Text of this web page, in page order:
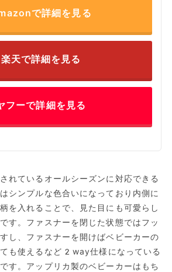
で詳細を見る
楽天で詳細を見る
フーで詳細を見る
れているオールシーズンに対応できる
シンプルな色合いになっており内側に
を入れることで、見た目にも可愛らし
す。ファスナーを閉じた状態ではフッ
し、ファスナーを開けばベビーカーの
も使えるなど2way仕様になっている
す。アップリカ製のベビーカーはもち